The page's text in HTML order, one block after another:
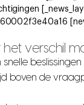
verschil
boven de